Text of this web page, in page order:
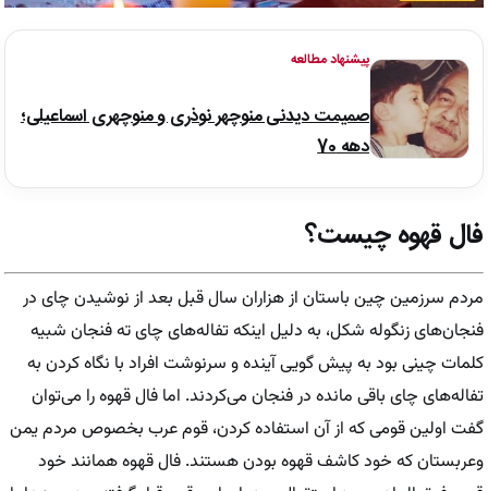
پیشنهاد مطالعه
صمیمت دیدنی منوچهر نوذری و منوچهری اسماعیلی؛
دهه 70
فال قهوه چیست؟
مردم سرزمین چین باستان از هزاران سال قبل بعد از نوشیدن چای در
فنجان‌های زنگوله شکل، به دلیل اینکه تفاله‌های چای ته فنجان شبیه
کلمات چینی بود به پیش گویی آینده و سرنوشت افراد با نگاه کردن به
تفاله‌های چای باقی مانده در فنجان می‌کردند. اما فال قهوه را می‌توان
گفت اولین قومی که از آن استفاده کردن، قوم عرب بخصوص مردم یمن
وعربستان که خود کاشف قهوه بودن هستند. فال قهوه همانند خود